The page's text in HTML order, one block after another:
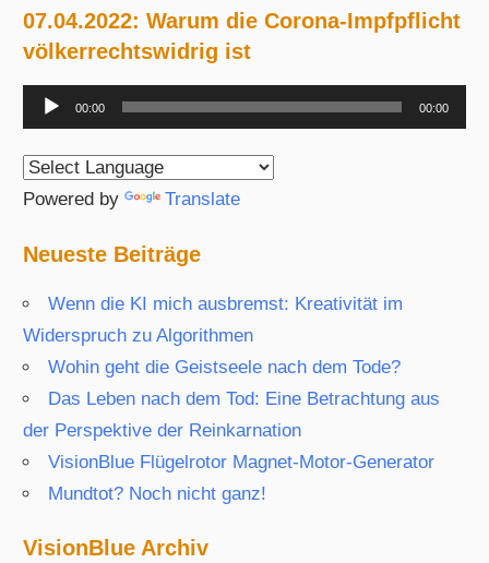
07.04.2022: Warum die Corona-Impfpflicht
völkerrechtswidrig ist
Audio-
Player
00:00 00:00
Powered by Translate
Neueste Beiträge
Wenn die KI mich ausbremst: Kreativität im
Widerspruch zu Algorithmen
Wohin geht die Geistseele nach dem Tode?
Das Leben nach dem Tod: Eine Betrachtung aus
der Perspektive der Reinkarnation
VisionBlue Flügelrotor Magnet-Motor-Generator
Mundtot? Noch nicht ganz!
VisionBlue Archiv